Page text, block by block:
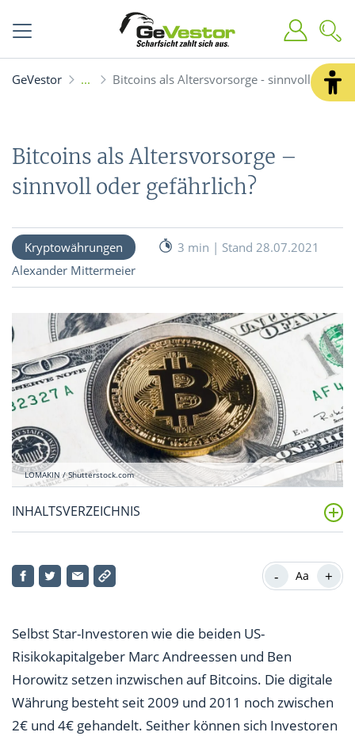
GeVestor Bitcoins als Altersvorsorge - sinnvoll oder
Bitcoins als Altersvorsorge –
sinnvoll oder gefährlich?
Kryptowährungen
3 min | Stand 28.07.2021
Alexander Mittermeier
LOMAKIN / Shutterstock.com
INHALTSVERZEICHNIS
Nachteile von Bitcoins - Aa +
Selbst Star-Investoren wie die beiden US-
Risikokapitalgeber Marc Andreessen und Ben
Horowitz setzen inzwischen auf Bitcoins. Die digitale
Währung besteht seit 2009 und 2011 noch zwischen
2€ und 4€ gehandelt. Seither können sich Investoren